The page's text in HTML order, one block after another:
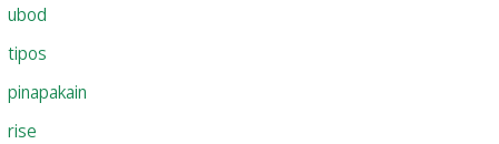
ubod
tipos
pinapakain
rise